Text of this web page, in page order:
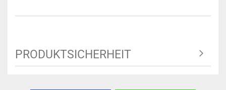
PRODUKTSICHERHEIT